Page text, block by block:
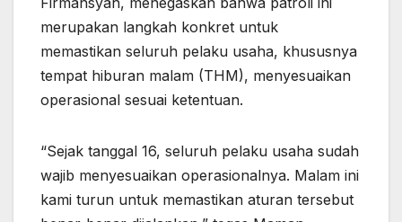
merupakan langkah konkret untuk
memastikan seluruh pelaku usaha, khususnya
tempat hiburan malam (THM), menyesuaikan
operasional sesuai ketentuan.
“Sejak tanggal 16, seluruh pelaku usaha sudah
wajib menyesuaikan operasionalnya. Malam ini
kami turun untuk memastikan aturan tersebut